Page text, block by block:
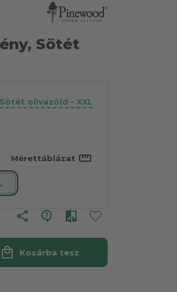
Sötét
Sötét olívazöld - XXL
Mérettáblázat straighten
share
local_mall Kosárba tesz